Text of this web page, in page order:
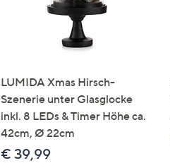
LUMIDA Xmas Hirsch-
Szenerie unter Glasglocke
inkl. 8 LEDs & Timer Höhe ca.
42cm, Ø 22cm
€ 39,99